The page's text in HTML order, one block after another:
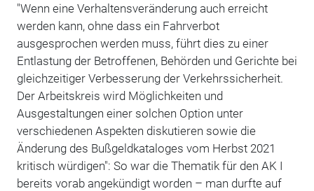
"Wenn eine Verhaltensveränderung auch erreicht
werden kann, ohne dass ein Fahrverbot
ausgesprochen werden muss, führt dies zu einer
Entlastung der Betroffenen, Behörden und Gerichte bei
gleichzeitiger Verbesserung der Verkehrssicherheit.
Der Arbeitskreis wird Möglichkeiten und
Ausgestaltungen einer solchen Option unter
verschiedenen Aspekten diskutieren sowie die
Änderung des Bußgeldkataloges vom Herbst 2021
kritisch würdigen": So war die Thematik für den AK I
bereits vorab angekündigt worden – man durfte auf